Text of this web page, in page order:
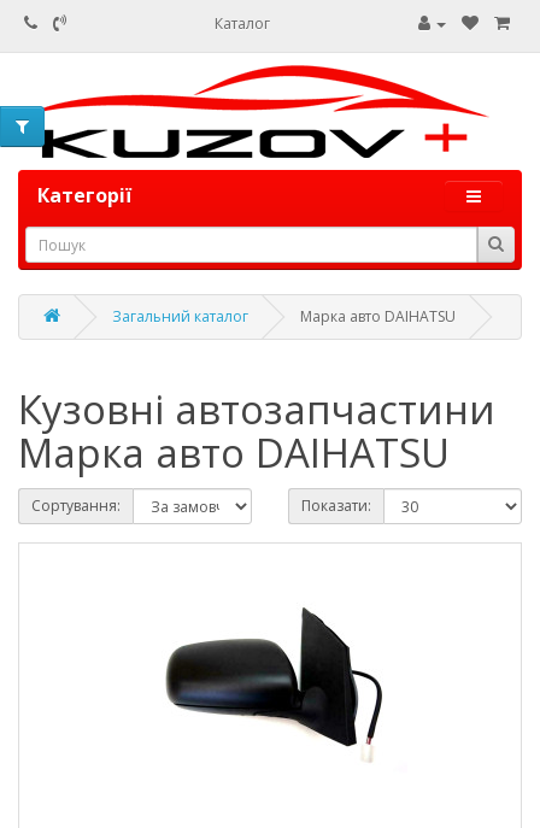
Каталог
Категорії
Загальний каталог Марка авто DAIHATSU
Кузовні автозапчастини
Марка авто DAIHATSU
Сортування: Показати: